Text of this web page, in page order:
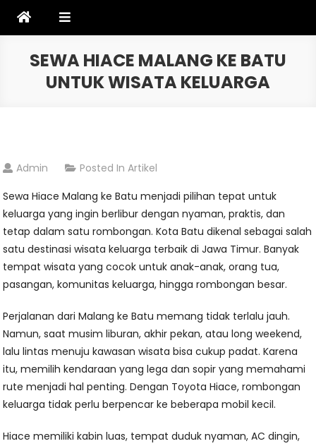
SEWA HIACE MALANG KE BATU
UNTUK WISATA KELUARGA
Admin Posted InArtikel
Sewa Hiace Malang ke Batu menjadi pilihan tepat untuk
keluarga yang ingin berlibur dengan nyaman, praktis, dan
tetap dalam satu rombongan. Kota Batu dikenal sebagai salah
satu destinasi wisata keluarga terbaik di Jawa Timur. Banyak
tempat wisata yang cocok untuk anak-anak, orang tua,
pasangan, komunitas keluarga, hingga rombongan besar.
Perjalanan dari Malang ke Batu memang tidak terlalu jauh.
Namun, saat musim liburan, akhir pekan, atau long weekend,
lalu lintas menuju kawasan wisata bisa cukup padat. Karena
itu, memilih kendaraan yang lega dan sopir yang memahami
rute menjadi hal penting. Dengan Toyota Hiace, rombongan
keluarga tidak perlu berpencar ke beberapa mobil kecil.
Hiace memiliki kabin luas, tempat duduk nyaman, AC dingin,